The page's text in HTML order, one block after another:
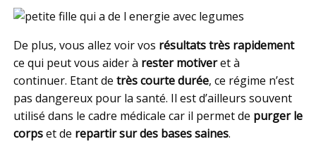
De plus, vous allez voir vos résultats très rapidement
ce qui peut vous aider à rester motiveret à
continuer. Etant de très courte durée, ce régime n’est
pas dangereux pour la santé. Il est d’ailleurs souvent
utilisé dans le cadre médicale car il permet de purger le
corpset de repartir sur des bases saines.